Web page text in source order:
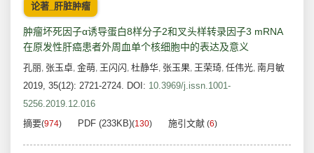
论著_肝脏肿瘤
肿瘤坏死因子α诱导蛋白8样分子2和叉头样转录因子3 mRNA
在原发性肝癌患者外周血单个核细胞中的表达及意义
孔丽, 张玉卓, 金萌, 王闪闪 , 杜静华, 张玉果, 王荣琦, 任伟光, 南月敏
2019, 35(12): 2721-2724. DOI: 10.3969/j.issn.1001-
5256.2019.12.016
摘要(974) PDF (233KB)(130) 施引文献 (6)